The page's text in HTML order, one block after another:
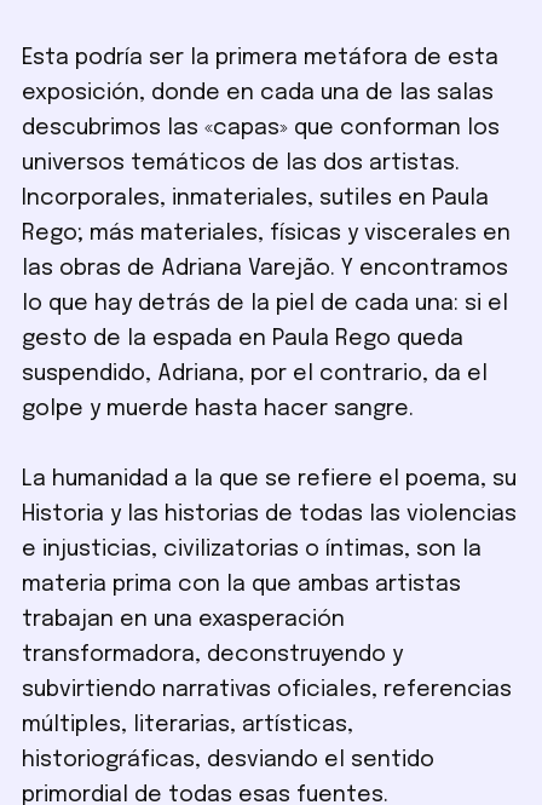
Esta podría ser la primera metáfora de esta
exposición, donde en cada una de las salas
descubrimos las «capas» que conforman los
universos temáticos de las dos artistas.
Incorporales, inmateriales, sutiles en Paula
Rego; más materiales, físicas y viscerales en
las obras de Adriana Varejão. Y encontramos
lo que hay detrás de la piel de cada una: si el
gesto de la espada en Paula Rego queda
suspendido, Adriana, por el contrario, da el
golpe y muerde hasta hacer sangre.
La humanidad a la que se refiere el poema, su
Historia y las historias de todas las violencias
e injusticias, civilizatorias o íntimas, son la
materia prima con la que ambas artistas
trabajan en una exasperación
transformadora, deconstruyendo y
subvirtiendo narrativas oficiales, referencias
múltiples, literarias, artísticas,
historiográficas, desviando el sentido
primordial de todas esas fuentes.